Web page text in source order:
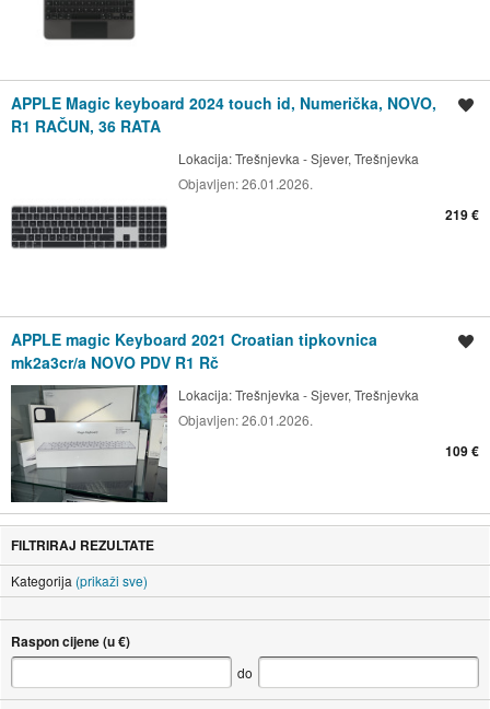
APPLE Magic keyboard 2024 touch id, Numerička, NOVO,
R1 RAČUN, 36 RATA
Lokacija:Trešnjevka - Sjever, Trešnjevka
Objavljen:26.01.2026.
219 €
APPLE magic Keyboard 2021 Croatian tipkovnica
mk2a3cr/a NOVO PDV R1 Rč
Lokacija:Trešnjevka - Sjever, Trešnjevka
Objavljen:26.01.2026.
109 €
FILTRIRAJ REZULTATE
Kategorija (prikaži sve)
Raspon cijene (u €)
do